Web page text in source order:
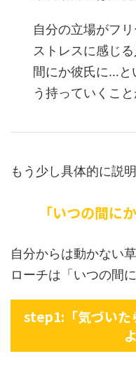
自分の立場がフ
ストレスに感じ
間にか彼氏に…と
う持っていくこと
もう少し具体的に説
「いつの間に
自分からは動かない
ローチは「いつの間
step1:「気づいた